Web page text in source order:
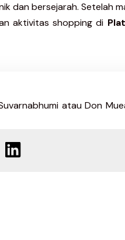
dan bersejarah. Setelah
aktivitas shopping di
atau Don